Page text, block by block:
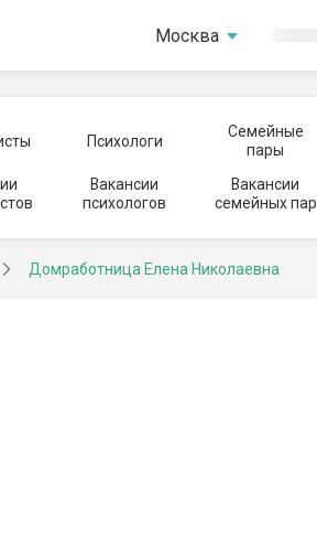
Москва
Психологи
Семейные
пары
Вакансии
психологов
Вакансии
семейных пар
Домработница Елена Николаевна